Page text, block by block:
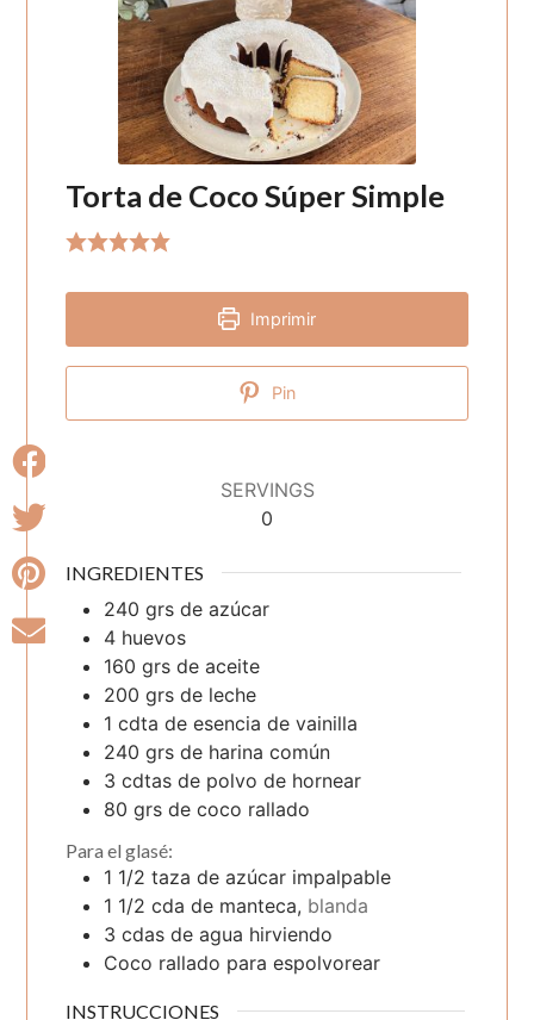
Torta de Coco Súper Simple
Imprimir
Pin
SERVINGS
0
INGREDIENTES
240 grs de azúcar
4 huevos
160 grs de aceite
200 grs de leche
1 cdta de esencia de vainilla
240 grs de harina común
3 cdtas de polvo de hornear
80 grs de coco rallado
Para el glasé:
1 1/2 taza de azúcar impalpable
1 1/2 cda de manteca, blanda
3 cdas de agua hirviendo
Coco rallado para espolvorear
INSTRUCCIONES